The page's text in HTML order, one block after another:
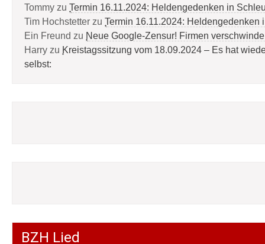
Tommy zu Termin 16.11.2024: Heldengedenken in
Tim Hochstetter zu Termin 16.11.2024: Heldengedenken
Ein Freund zu Neue Google-Zensur! Firmen
Harry zu Kreistagssitzung vom 18.09.2024 – Es hat
selbst:
BZH Lied